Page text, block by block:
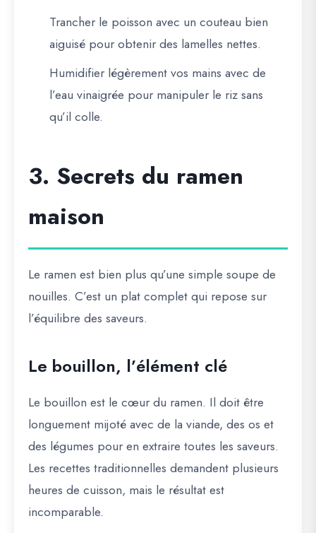
Trancher le poisson avec un couteau bien
aiguisé pour obtenir des lamelles nettes.
Humidifier légèrement vos mains avec de
l’eau vinaigrée pour manipuler le riz sans
qu’il colle.
3. Secrets du ramen
maison
Le ramen est bien plus qu’une simple soupe de
nouilles. C’est un plat complet qui repose sur
l’équilibre des saveurs.
Le bouillon, l’élément clé
Le bouillon est le cœur du ramen. Il doit être
longuement mijotéavec de la viande, des os et
des légumes pour en extraire toutes les saveurs.
Les recettes traditionnelles demandent plusieurs
heures de cuisson, mais le résultat est
incomparable.